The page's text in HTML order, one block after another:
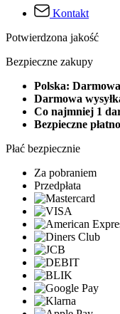
Kontakt
Potwierdzona jakość
Bezpieczne zakupy
Polska:
Darmowa
Co najmniej 1
Bezpieczne
Płać bezpiecznie
Za pobraniem
Przedpłata